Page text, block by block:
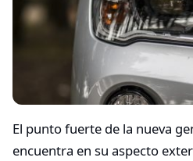
El punto fuerte de la nueva
encuentra en su aspecto